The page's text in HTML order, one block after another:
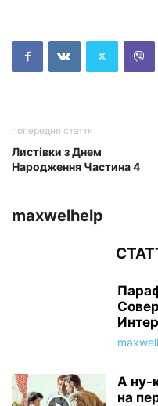
попередня стаття
Листівки з Днем
Народження Частина 4
maxwelhelp
А ну-
на